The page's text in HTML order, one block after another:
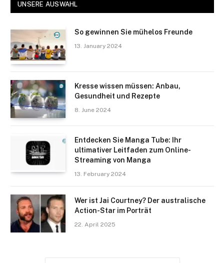
UNSERE AUSWAHL
So gewinnen Sie mühelos Freunde
13. January 2024
Kresse wissen müssen: Anbau,
Gesundheit und Rezepte
8. June 2024
Entdecken Sie Manga Tube: Ihr
ultimativer Leitfaden zum Online-
Streaming von Manga
13. February 2024
Wer ist Jai Courtney? Der australische
Action-Star im Porträt
22. April 2025